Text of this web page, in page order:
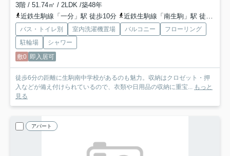
3階 / 51.74㎡ / 2LDK /築48年
近鉄生駒線「一分」駅 徒歩10分
近鉄生駒線「南生駒」駅 徒歩12分
バス・トイレ別 室内洗濯機置場 バルコニー
フローリング
駐輪場
シャワー
敷0 即入居可
徒歩6分の距離に生駒南中学校があるのも魅力。収納はクロゼット・押
入などが備え付けられているので、衣類や日用品の収納に重宝... もっと
見る
アパート